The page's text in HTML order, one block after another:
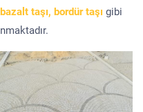
taşı, bordür taşı gibi